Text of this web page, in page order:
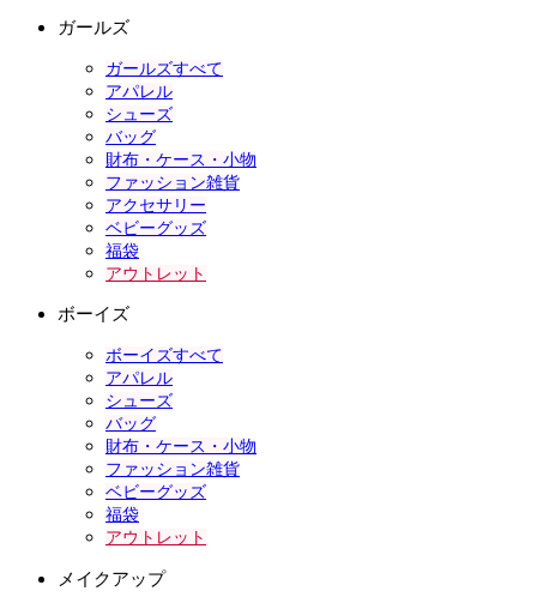
ガールズ
ガールズすべて
アパレル
シューズ
バッグ
財布・ケース・小物
ファッション雑貨
アクセサリー
ベビーグッズ
福袋
アウトレット
ボーイズ
ボーイズすべて
アパレル
シューズ
バッグ
財布・ケース・小物
ファッション雑貨
ベビーグッズ
福袋
アウトレット
メイクアップ